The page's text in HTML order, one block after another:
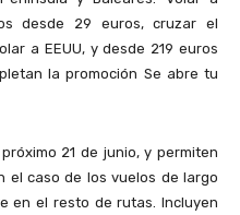
desde 29 euros, cruzar el
a EEUU, y desde 219 euros
la promoción Se abre tu
21 de junio, y permiten
el caso de los vuelos de largo
en el resto de rutas. Incluyen